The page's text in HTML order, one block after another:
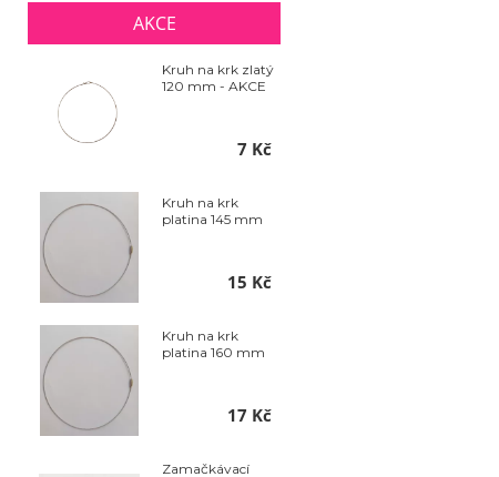
AKCE
Kruh na krk zlatý
120 mm - AKCE
7 Kč
Kruh na krk
platina 145 mm
15 Kč
Kruh na krk
platina 160 mm
17 Kč
Zamačkávací